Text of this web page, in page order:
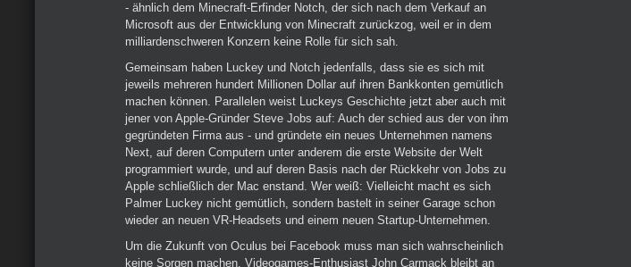
- ähnlich dem Minecraft-Erfinder Notch, der sich nach dem Verkauf an
Microsoft aus der Entwicklung von Minecraft zurückzog, weil er in dem
milliardenschweren Konzern keine Rolle für sich sah.
Gemeinsam haben Luckey und Notch jedenfalls, dass sie es sich mit
jeweils mehreren hundert Millionen Dollar auf ihren Bankkonten gemütlich
machen können. Parallelen weist Luckeys Geschichte jetzt aber auch mit
jener von Apple-Gründer Steve Jobs auf: Auch der schied aus der von ihm
gegründeten Firma aus - und gründete ein neues Unternehmen namens
Next, auf deren Computern unter anderem die erste Website der Welt
programmiert wurde, und auf deren Basis nach der Rückkehr von Jobs zu
Apple schließlich der Mac enstand. Wer weiß: Vielleicht macht es sich
Palmer Luckey nicht gemütlich, sondern bastelt in seiner Garage schon
wieder an neuen VR-Headsets und einem neuen Startup-Unternehmen.
Um die Zukunft von Oculus bei Facebook muss man sich wahrscheinlich
keine Sorgen machen. Videogames-Enthusiast John Carmack bleibt an